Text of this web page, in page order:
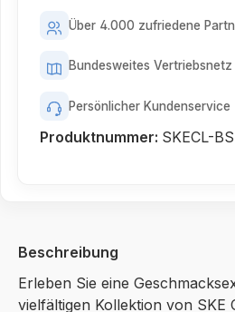
Über 4.000 zufriedene
Bundesweites Vertriebsnetz
Persönlicher Kundenservice
Produktnummer: SKECL-
Beschreibung
Erleben Sie eine
vielfältigen Kollektion von SKE